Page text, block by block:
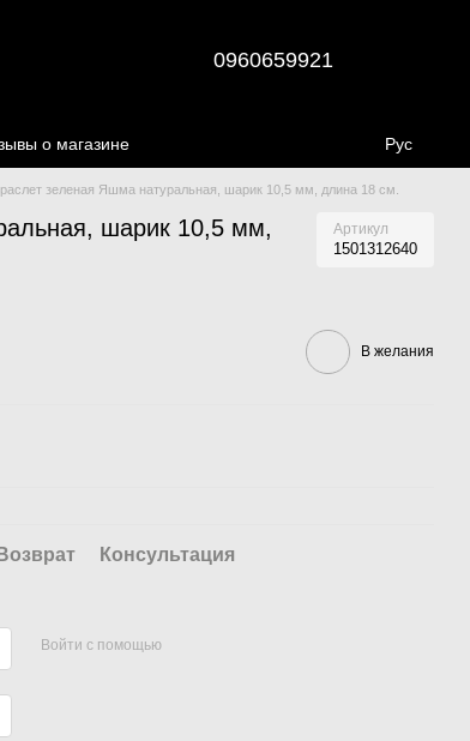
0960659921
о магазине Рус
зеленая Яшма натуральная, шарик 10,5 мм, длина 18 см.
шарик 10,5 мм,
Артикул
1501312640
В желания
Возврат
Консультация
Войти с помощью